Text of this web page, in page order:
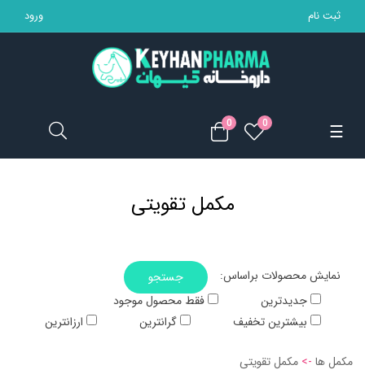
ورود ثبت نام
0
0 Toggle
☰
مکمل تقویتی
:نمایش محصولات براساس
جستجو
مکمل ها -> مکمل تقویتی
تجهیزات پزشکی
خانه